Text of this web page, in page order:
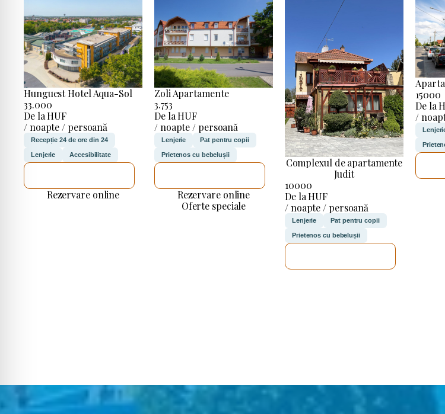
Hunguest Hotel Aqua-Sol
33.000
De la HUF
/ noapte / persoană
Recepție 24 de ore din 24
Lenjerie Accesibilitate
Rezervare online
Zoli Apartamente
3.753
De la HUF
/ noapte / persoană
Lenjerie Pat pentru copii
Prietenos cu bebelușii
Rezervare online
Oferte speciale
Complexul de apartamente
Judit
10000
De la HUF
/ noapte / persoană
Lenjerie Pat pentru copii
Prietenos cu bebelușii
15000
De la
/